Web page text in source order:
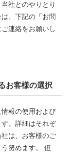
社とのやりとり
、下記の「お問
連絡をお願いし
お客様の選択
報の使用および
。詳細はそれぞ
は、お客様のご
努めます。 但